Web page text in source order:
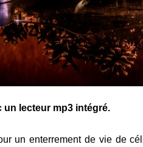
lecteur mp3 intégré.
un enterrement de vie de